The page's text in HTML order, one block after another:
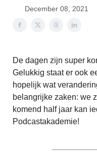
December 08, 2021
De dagen zijn super
Gelukkig staat er ook
hopelijk wat
belangrijke zaken: we
komend half jaar kan
Podcastakademie!